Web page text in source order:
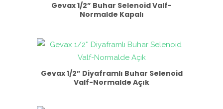
Gevax 1/2” Buhar Selenoid Valf-
Normalde Kapalı
Gevax 1/2” Diyaframlı Buhar Selenoid
Valf-Normalde Açık